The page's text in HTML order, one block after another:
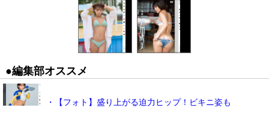
●編集部オススメ
・【フォト】盛り上がる迫力ヒップ！ビキニ姿も